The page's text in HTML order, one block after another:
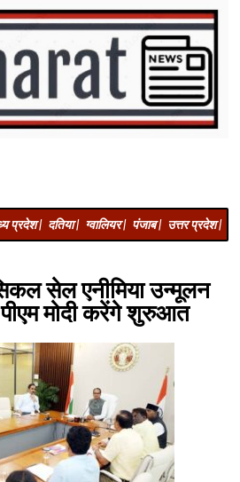
प्रदेश | दतिया | ग्वालियर | पंजाब | उत्तर प्रदेश |
सेल एनीमिया उन्मूलन
मोदी करेंगे शुरुआत